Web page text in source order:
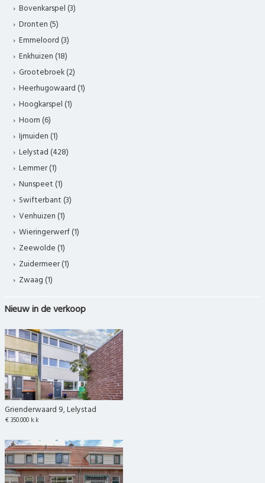
Bovenkarspel (3)
Dronten (5)
Emmeloord (3)
Enkhuizen (18)
Grootebroek (2)
Heerhugowaard (1)
Hoogkarspel (1)
Hoorn (6)
Ijmuiden (1)
Lelystad (428)
Lemmer (1)
Nunspeet (1)
Swifterbant (3)
Venhuizen (1)
Wieringerwerf (1)
Zeewolde (1)
Zuidermeer (1)
Zwaag (1)
Nieuw in de verkoop
Grienderwaard 9, Lelystad
€ 350.000 k.k